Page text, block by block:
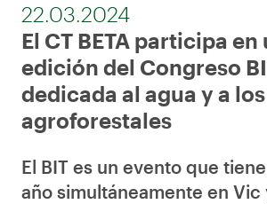
22.03.2024
El CT BETA participa en
edición del Congreso
dedicada al agua y a
agroforestales
El BIT es un evento que
año simultáneamente en Vic